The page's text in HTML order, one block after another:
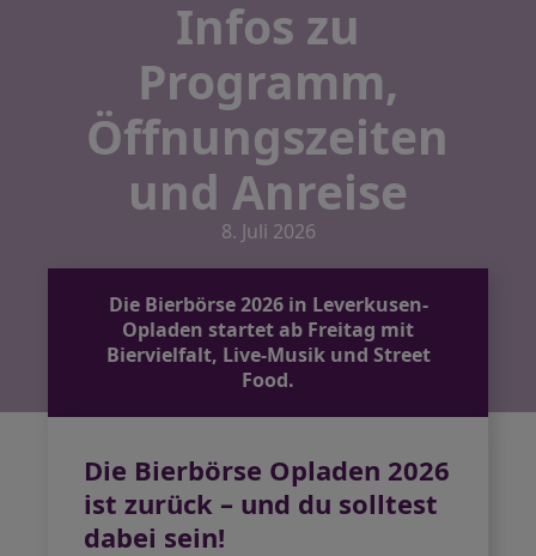
Infos zu
Programm,
Öffnungszeiten
und Anreise
8. Juli 2026
Die Bierbörse 2026 in Leverkusen-
Opladen startet ab Freitag mit
Biervielfalt, Live-Musik und Street
Food.
Die Bierbörse Opladen 2026
ist zurück – und du solltest
dabei sein!